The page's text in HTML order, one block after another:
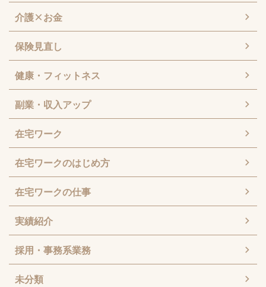
介護×お金
保険見直し
健康・フィットネス
副業・収入アップ
在宅ワーク
在宅ワークのはじめ方
在宅ワークの仕事
実績紹介
採用・事務系業務
未分類